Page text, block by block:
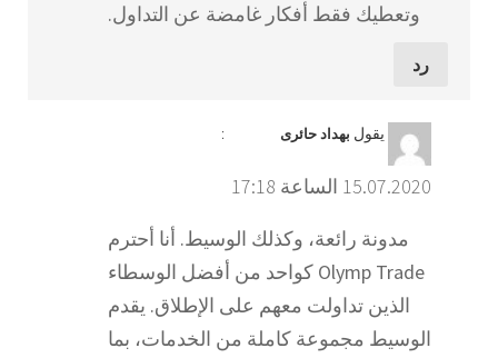
وتعطيك فقط أفكار غامضة عن التداول.
رد
يقول بهداد حائری :
15.07.2020 الساعة 17:18
مدونة رائعة، وكذلك الوسيط. أنا أحترم
Olymp Trade كواحد من أفضل الوسطاء
الذين تداولت معهم على الإطلاق. يقدم
الوسيط مجموعة كاملة من الخدمات، بما